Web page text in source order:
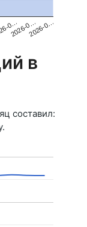
0…
2026-0…2026-0…
в
составил: